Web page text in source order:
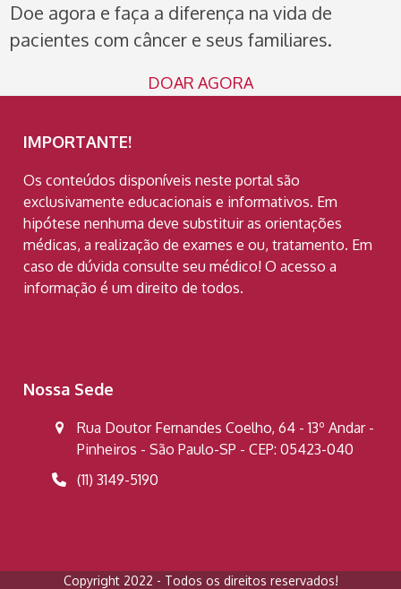
Doe agora e faça a diferença na vida de
pacientes com câncer e seus familiares.
DOAR AGORA
IMPORTANTE!
Os conteúdos disponíveis neste portal são
exclusivamente educacionais e informativos. Em
hipótese nenhuma deve substituir as orientações
médicas, a realização de exames e ou, tratamento. Em
caso de dúvida consulte seu médico! O acesso a
informação é um direito de todos.
Nossa Sede
Rua Doutor Fernandes Coelho, 64 - 13º Andar -
Pinheiros - São Paulo-SP - CEP: 05423-040
(11) 3149-5190
Copyright 2022 - Todos os direitos reservados!